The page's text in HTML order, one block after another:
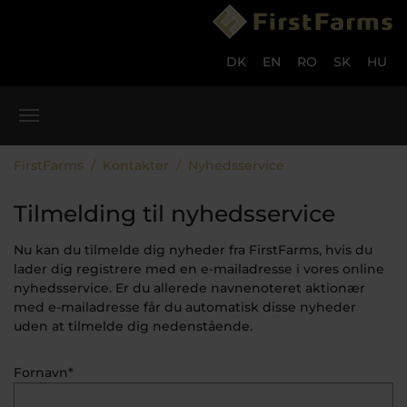
DK EN RO SK HU
FirstFarms Kontakter Nyhedsservice
Tilmelding til nyhedsservice
Nu kan du tilmelde dig nyheder fra FirstFarms, hvis du
lader dig registrere med en e-mailadresse i vores online
nyhedsservice. Er du allerede navnenoteret aktionær
med e-mailadresse får du automatisk disse nyheder
uden at tilmelde dig nedenstående.
Fornavn*